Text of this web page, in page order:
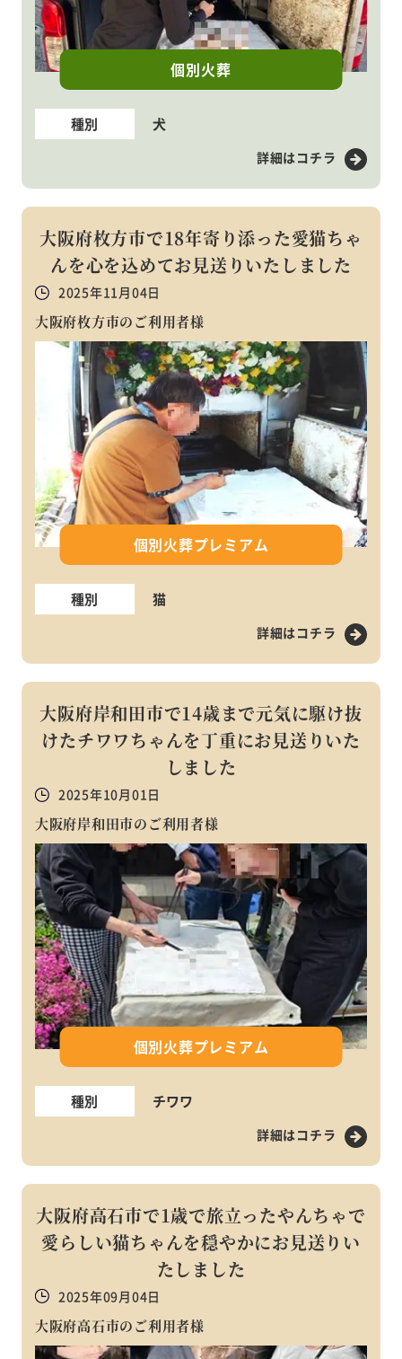
個別火葬
種別 犬
詳細はコチラ
大阪府枚方市で18年寄り添った愛猫ちゃ
んを心を込めてお見送りいたしました
2025年11月04日
大阪府枚方市のご利用者様
個別火葬プレミアム
種別 猫
詳細はコチラ
大阪府岸和田市で14歳まで元気に駆け抜
けたチワワちゃんを丁重にお見送りいた
しました
2025年10月01日
大阪府岸和田市のご利用者様
個別火葬プレミアム
種別 チワワ
詳細はコチラ
大阪府高石市で1歳で旅立ったやんちゃで
愛らしい猫ちゃんを穏やかにお見送りい
たしました
2025年09月04日
大阪府高石市のご利用者様